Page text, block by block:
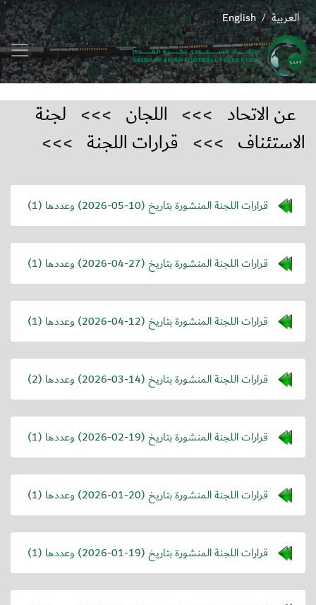
English / العربية
عن الاتحاد >>> اللجان >>> لجنة
الاستئناف >>> قرارات اللجنة >>>
قرارات اللجنة المنشورة بتاريخ (2026-05-10) وعددها (1)
قرارات اللجنة المنشورة بتاريخ (2026-04-27) وعددها (1)
قرارات اللجنة المنشورة بتاريخ (2026-04-12) وعددها (1)
قرارات اللجنة المنشورة بتاريخ (2026-03-14) وعددها (2)
قرارات اللجنة المنشورة بتاريخ (2026-02-19) وعددها (1)
قرارات اللجنة المنشورة بتاريخ (2026-01-20) وعددها (1)
قرارات اللجنة المنشورة بتاريخ (2026-01-19) وعددها (1)